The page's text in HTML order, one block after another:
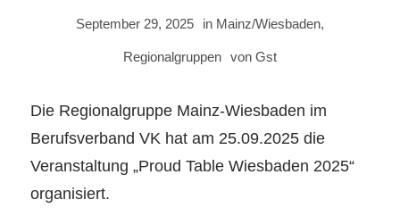
September 29, 2025 in Mainz/Wiesbaden,
Regionalgruppen von Gst
Die Regionalgruppe Mainz-Wiesbaden im
Berufsverband VK hat am 25.09.2025 die
Veranstaltung „Proud Table Wiesbaden 2025“
organisiert.